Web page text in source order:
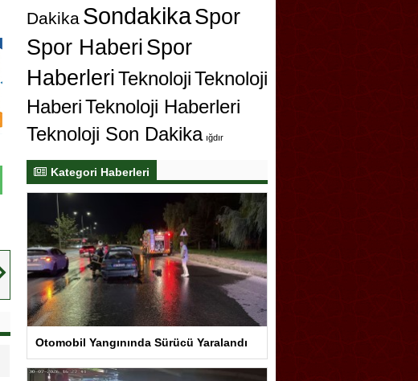
Dakika SondakikaSpor
Spor Haberi Spor
HaberleriTeknolojiTeknoloji
HaberiTeknoloji Haberleri
Teknoloji Son Dakika ığdır
Kategori Haberleri
Otomobil Yangınında Sürücü Yaralandı